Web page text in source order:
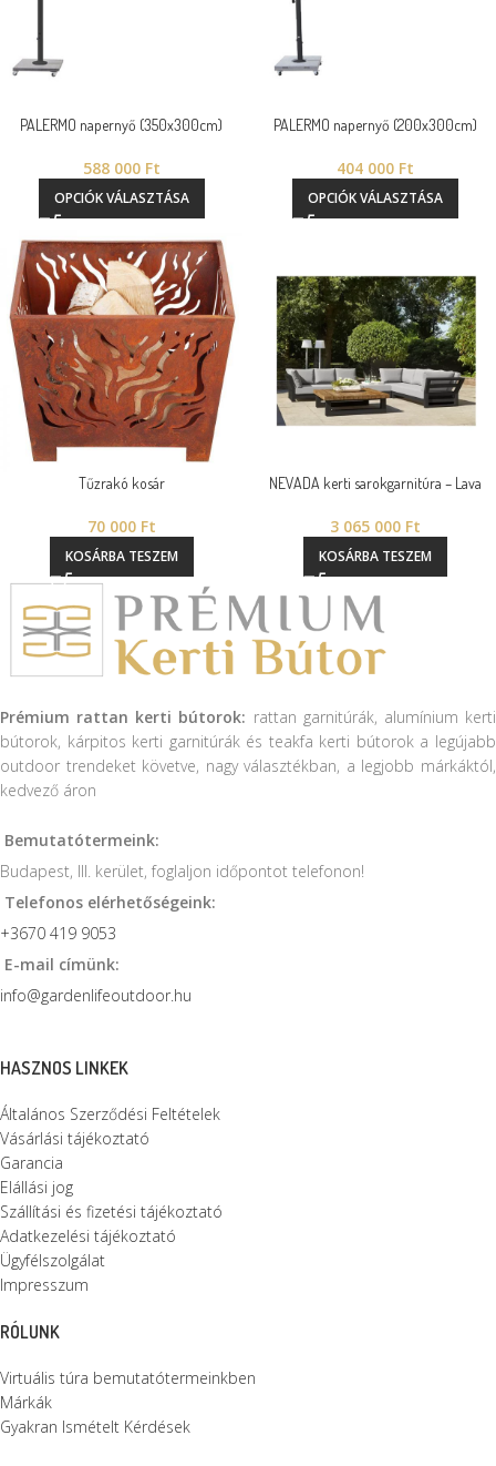
PALERMO napernyő (350x300cm)
588 000 Ft
OPCIÓK VÁLASZTÁSA
PALERMO napernyő (200x300cm)
404 000 Ft
OPCIÓK VÁLASZTÁSA
Tűzrakó kosár
70 000 Ft
KOSÁRBA TESZEM
NEVADA kerti sarokgarnitúra – Lava
3 065 000 Ft
KOSÁRBA TESZEM
Prémium rattan kerti bútorok: rattan garnitúrák, alumínium kerti
bútorok, kárpitos kerti garnitúrák és teakfa kerti bútorok a legújabb
outdoor trendeket követve, nagy választékban, a legjobb márkáktól,
kedvező áron
Bemutatótermeink:
Budapest, III. kerület, foglaljon időpontot telefonon!
Telefonos elérhetőségeink:
+3670 419 9053
E-mail címünk:
info@gardenlifeoutdoor.hu
HASZNOS LINKEK
Általános Szerződési Feltételek
Vásárlási tájékoztató
Garancia
Elállási jog
Szállítási és fizetési tájékoztató
Adatkezelési tájékoztató
Ügyfélszolgálat
Impresszum
RÓLUNK
Virtuális túra bemutatótermeinkben
Márkák
Gyakran Ismételt Kérdések